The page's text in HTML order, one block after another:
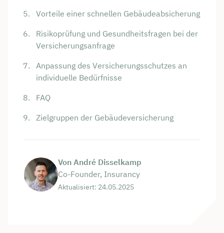
Vorteile einer schnellen Gebäudeabsicherung
Risikoprüfung und Gesundheitsfragen bei der
Versicherungsanfrage
Anpassung des Versicherungsschutzes an
individuelle Bedürfnisse
FAQ
Zielgruppen der Gebäudeversicherung
Von André Disselkamp
Co-Founder, Insurancy
Aktualisiert: 24.05.2025